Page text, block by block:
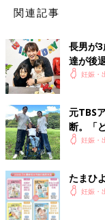
安定期に入ると、体
ねて体を動かすママ
こと。体調を見なが
タニティヨガやマタ
妊婦さんたちの間で
関連記事
長男が
達が後
プロバ
妊娠・
元TBS
断。「
らこそ
妊娠・
たまひ
妊娠・